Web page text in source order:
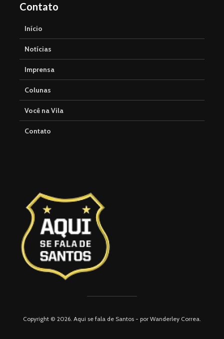
Contato
Início
Notícias
Imprensa
Colunas
Você na Vila
Contato
Copyright © 2026. Aqui se fala de Santos - por Wanderley Correa.